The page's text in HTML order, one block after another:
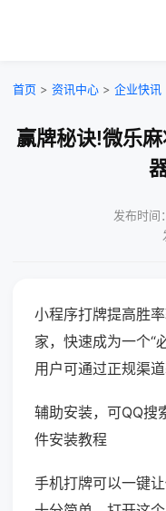
首页 > 资讯中心 > 企业快讯
赢牌秘诀!微乐
发布时
小程序打牌提高胜
家，快速成为一个“
用户可通过正规渠道
辅助安装，可QQ
件安装教程
手机打牌可以一键